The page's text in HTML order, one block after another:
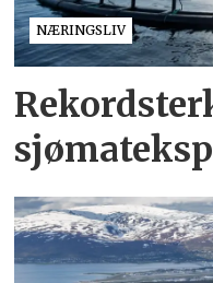
NÆRINGSLIV